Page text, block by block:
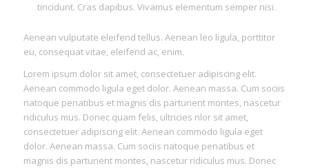
tincidunt. Cras dapibus. Vivamus elementum semper nisi.
Aenean vulputate eleifend tellus. Aenean leo ligula, porttitor
eu, consequat vitae, eleifend ac, enim.
Lorem ipsum dolor sit amet, consectetuer adipiscing elit.
Aenean commodo ligula eget dolor. Aenean massa. Cum sociis
natoque penatibus et magnis dis parturient montes, nascetur
ridiculus mus. Donec quam felis, ultricies nlor sit amet,
consectetuer adipiscing elit. Aenean commodo ligula eget
dolor. Aenean massa. Cum sociis natoque penatibus et
magnis dis parturient montes, nascetur ridiculus mus. Donec